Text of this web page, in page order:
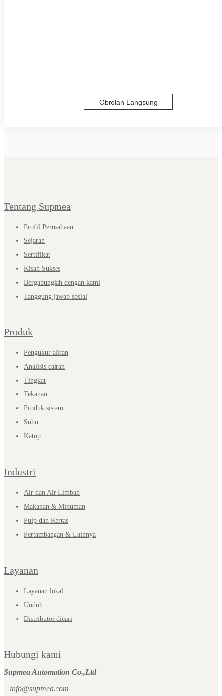
Obrolan Langsung
Tentang Supmea
Profil Perusahaan
Sejarah
Sertifikat
Kisah Sukses
Bergabunglah dengan kami
Tanggung jawab sosial
Produk
Pengukur aliran
Analisis cairan
Tingkat
Tekanan
Produk sistem
Suhu
Katup
Industri
Air dan Air Limbah
Makanan & Minuman
Pulp dan Kertas
Pertambangan & Lainnya
Layanan
Layanan lokal
Unduh
Distributor dicari
Hubungi kami
Supmea Automation Co.,Ltd
info@supmea.com